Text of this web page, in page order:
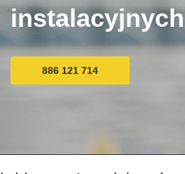
instalacyjnych
886 121 714